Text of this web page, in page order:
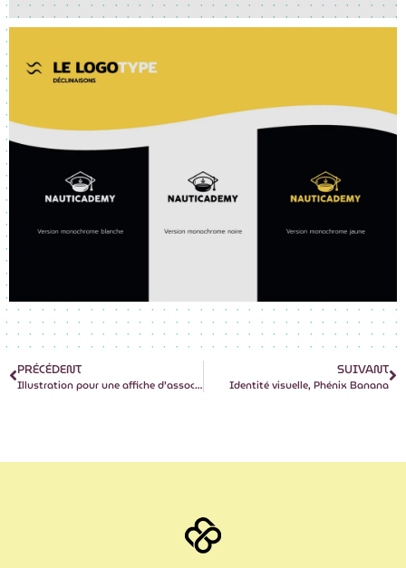
PRÉCÉDENT
Illustration pour une affiche d’association
SUIVANT
Identité visuelle, Phénix Banana